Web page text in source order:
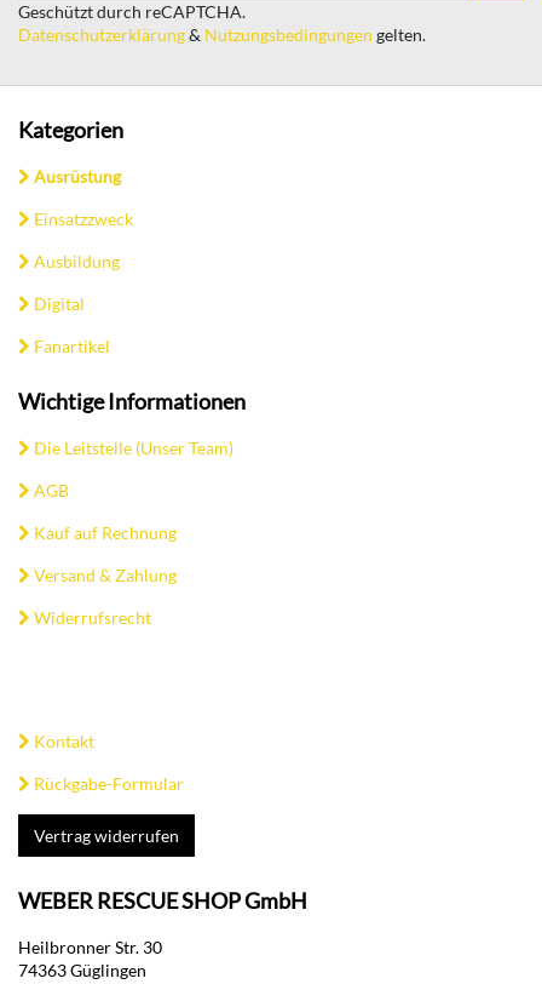
Geschützt durch reCAPTCHA.
Datenschutzerklärung& Nutzungsbedingungen gelten.
Kategorien
Ausrüstung
Einsatzzweck
Ausbildung
Digital
Fanartikel
Wichtige Informationen
Die Leitstelle (Unser Team)
AGB
Kauf auf Rechnung
Versand & Zahlung
Widerrufsrecht
Kontakt
Rückgabe-Formular
Vertrag widerrufen
WEBER RESCUE SHOP GmbH
Heilbronner Str. 30
74363 Güglingen